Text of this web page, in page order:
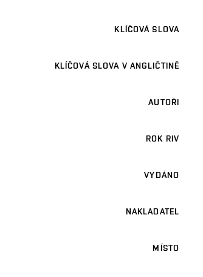
KLÍČOVÁ SLOVA
KLÍČOVÁ SLOVA V ANGLIČTINĚ
AUTOŘI
ROK RIV
VYDÁNO
NAKLADATEL
MÍSTO